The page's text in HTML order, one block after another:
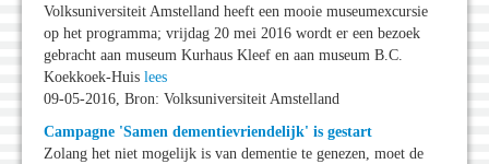
Volksuniversiteit Amstelland heeft een mooie museumexcursie
op het programma; vrijdag 20 mei 2016 wordt er een bezoek
gebracht aan museum Kurhaus Kleef en aan museum B.C.
Koekkoek-Huis lees
09-05-2016, Bron: Volksuniversiteit Amstelland
Campagne 'Samen dementievriendelijk' is gestart
Zolang het niet mogelijk is van dementie te genezen, moet de